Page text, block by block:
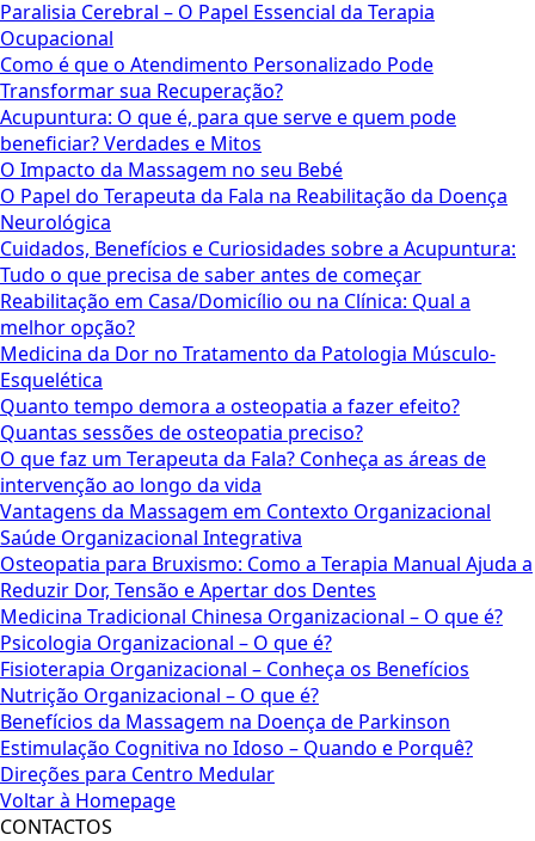
Paralisia Cerebral – O Papel Essencial da Terapia
Ocupacional
Como é que o Atendimento Personalizado Pode
Transformar sua Recuperação?
Acupuntura: O que é, para que serve e quem pode
beneficiar? Verdades e Mitos
O Impacto da Massagem no seu Bebé
O Papel do Terapeuta da Fala na Reabilitação da Doença
Neurológica
Cuidados, Benefícios e Curiosidades sobre a Acupuntura:
Tudo o que precisa de saber antes de começar
Reabilitação em Casa/Domicílio ou na Clínica: Qual a
melhor opção?
Medicina da Dor no Tratamento da Patologia Músculo-
Esquelética
Quanto tempo demora a osteopatia a fazer efeito?
Quantas sessões de osteopatia preciso?
O que faz um Terapeuta da Fala? Conheça as áreas de
intervenção ao longo da vida
Vantagens da Massagem em Contexto Organizacional
Saúde Organizacional Integrativa
Osteopatia para Bruxismo: Como a Terapia Manual Ajuda a
Reduzir Dor, Tensão e Apertar dos Dentes
Medicina Tradicional Chinesa Organizacional – O que é?
Psicologia Organizacional – O que é?
Fisioterapia Organizacional – Conheça os Benefícios
Nutrição Organizacional – O que é?
Benefícios da Massagem na Doença de Parkinson
Estimulação Cognitiva no Idoso – Quando e Porquê?
Direções para Centro Medular
Voltar à Homepage
CONTACTOS